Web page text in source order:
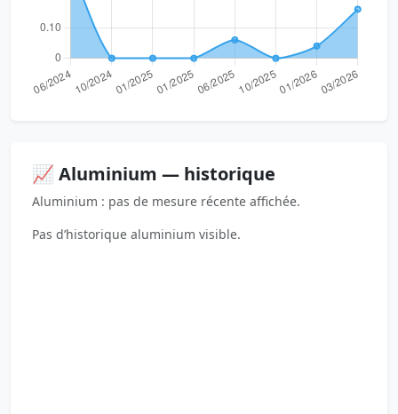
📈 Aluminium — historique
Aluminium : pas de mesure récente affichée.
Pas d’historique aluminium visible.